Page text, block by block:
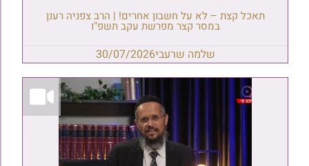
תאכל קצת – לא על חשבון אחרים! | הרב צפניה רענן
במסר קצר מפרשת עקב תשפ"ו
שלמה שרעבי30/07/2026